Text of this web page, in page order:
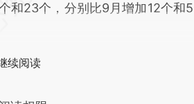
和23个，分别比9月增加12个和5
续阅读